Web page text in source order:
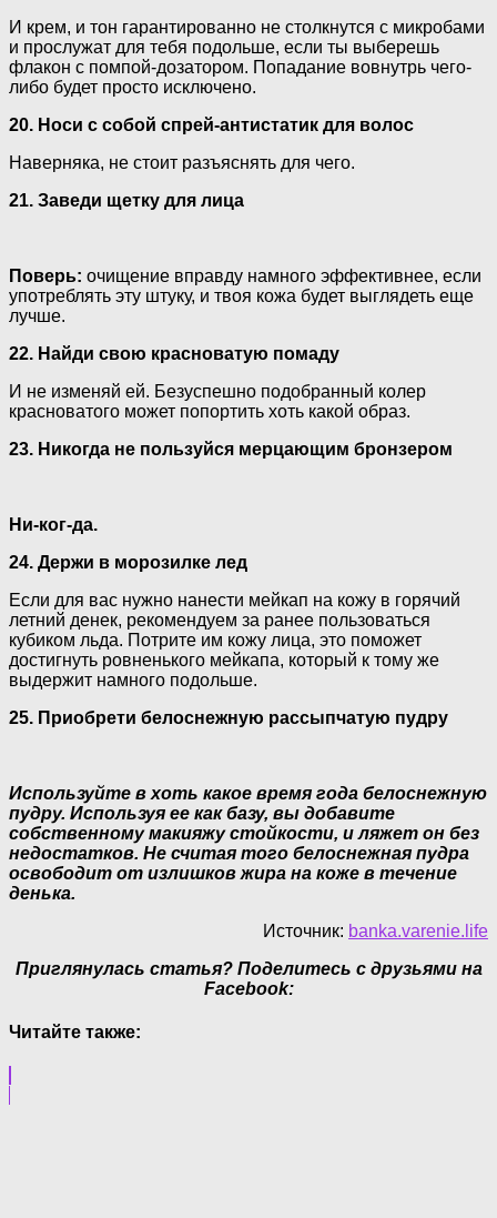
И крем, и тон гарантированно не столкнутся с микробами
и прослужат для тебя подольше, если ты выберешь
флакон с помпой-дозатором. Попадание вовнутрь чего-
либо будет просто исключено.
20. Носи с собой спрей-антистатик для волос
Наверняка, не стоит разъяснять для чего.
21. Заведи щетку для лица
Поверь: очищение вправду намного эффективнее, если
употреблять эту штуку, и твоя кожа будет выглядеть еще
лучше.
22. Найди свою красноватую помаду
И не изменяй ей. Безуспешно подобранный колер
красноватого может попортить хоть какой образ.
23. Никогда не пользуйся мерцающим бронзером
Ни-ког-да.
24. Держи в морозилке лед
Если для вас нужно нанести мейкап на кожу в горячий
летний денек, рекомендуем за ранее пользоваться
кубиком льда. Потрите им кожу лица, это поможет
достигнуть ровненького мейкапа, который к тому же
выдержит намного подольше.
25. Приобрети белоснежную рассыпчатую пудру
Используйте в хоть какое время года белоснежную
пудру. Используя ее как базу, вы добавите
собственному макияжу стойкости, и ляжет он без
недостатков. Не считая того белоснежная пудра
освободит от излишков жира на коже в течение
денька.
Источник: banka.varenie.life
Приглянулась статья? Поделитесь с друзьями на
Facebook:
Читайте также: